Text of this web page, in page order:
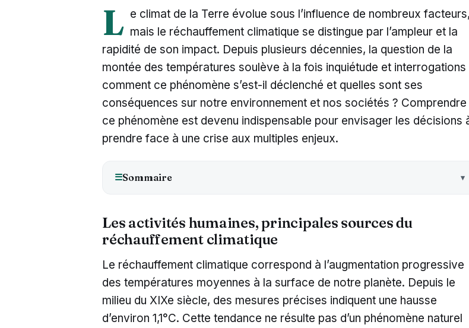
L e climat de la Terre évolue sous l’influence de nombreux facteurs,
mais le réchauffement climatique se distingue par l’ampleur et la
rapidité de son impact. Depuis plusieurs décennies, la question de la
montée des températures soulève à la fois inquiétude et interrogations
comment ce phénomène s’est-il déclenché et quelles sont ses
conséquences sur notre environnement et nos sociétés ? Comprendre
ce phénomène est devenu indispensable pour envisager les décisions
prendre face à une crise aux multiples enjeux.
☰Sommaire
Les activités humaines, principales sources du
réchauffement climatique
Le réchauffement climatique correspond à l’augmentation progressive
des températures moyennes à la surface de notre planète. Depuis le
milieu du XIXe siècle, des mesures précises indiquent une hausse
d’environ 1,1°C. Cette tendance ne résulte pas d’un phénomène naturel